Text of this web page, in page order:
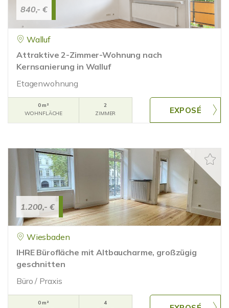
840,- €
Walluf
Attraktive 2-Zimmer-Wohnung nach
Kernsanierung in Walluf
Etagenwohnung
0 m²
WOHNFLÄCHE
2
ZIMMER
1.200,- €
Wiesbaden
IHRE Bürofläche mit Altbaucharme, großzügig
geschnitten
Büro / Praxis
0 m²
4